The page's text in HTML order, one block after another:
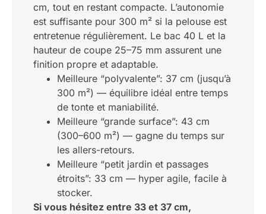
cm, tout en restant compacte. L’autonomie
est suffisante pour 300 m² si la pelouse est
entretenue régulièrement. Le bac 40 L et la
hauteur de coupe 25–75 mm assurent une
finition propre et adaptable.
Meilleure “polyvalente”: 37 cm (jusqu’à
300 m²) — équilibre idéal entre temps
de tonte et maniabilité.
Meilleure “grande surface”: 43 cm
(300–600 m²) — gagne du temps sur
les allers-retours.
Meilleure “petit jardin et passages
étroits”: 33 cm — hyper agile, facile à
stocker.
Si vous hésitez entre 33 et 37 cm,